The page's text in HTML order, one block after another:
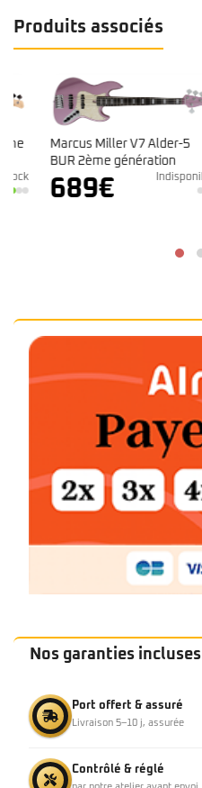
Produits associés
Marcus Miller V7 Alder-5
BUR 2ème génération
689€ Indisponible
Nos garanties incluses
Port offert & assuré
Livraison 5–10 j, assurée
Contrôlé & réglé